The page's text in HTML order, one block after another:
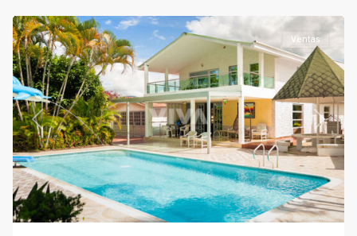
Previous Next
Ventas